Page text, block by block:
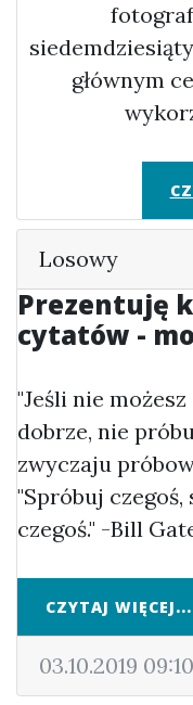
głównym
Losowy
Prezentuję
cytatów -
"Jeśli nie
dobrze, nie
zwyczaju
"Spróbuj
czegoś." -Bill
CZYTAJ WIĘCEJ...
03.10.2019